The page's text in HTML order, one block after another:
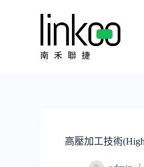
高壓加工技術